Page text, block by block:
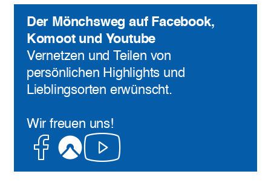
Der Mönchsweg auf Facebook,
Komoot und Youtube
Vernetzen und Teilen von
persönlichen Highlights und
Lieblingsorten erwünscht.
Wir freuen uns!
Facebook
KomootYoutube